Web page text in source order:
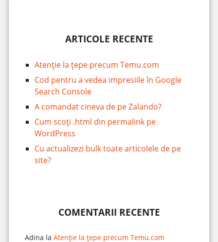
ARTICOLE RECENTE
Atenție la țepe precum Temu.com
Cod pentru a vedea impresiile în Google
Search Console
A comandat cineva de pe Zalando?
Cum scoți .html din permalink pe
WordPress
Cu actualizezi bulk toate articolele de pe
site?
COMENTARII RECENTE
Adina la Atenție la țepe precum Temu.com